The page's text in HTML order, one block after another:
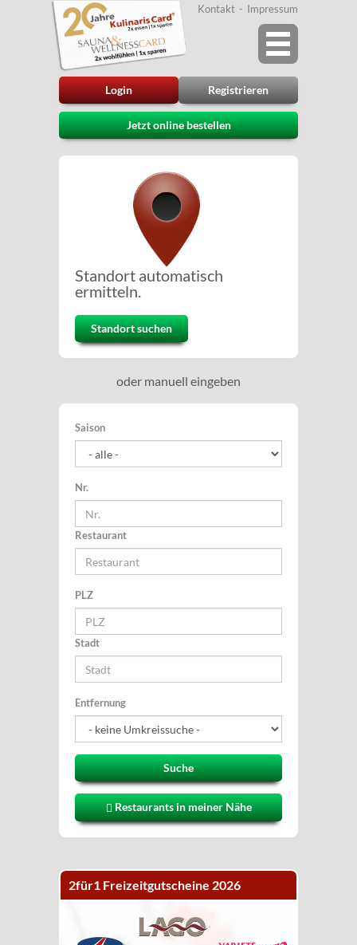
Login Registrieren
Kontakt Impressum
Jetzt online bestellen
Standort automatisch
ermitteln.
Standort suchen
oder manuell eingeben
Saison
Nr.
Restaurant
PLZ
Stadt
Entfernung
Suche
Restaurants in meiner Nähe
2für1 Freizeitgutscheine 2026